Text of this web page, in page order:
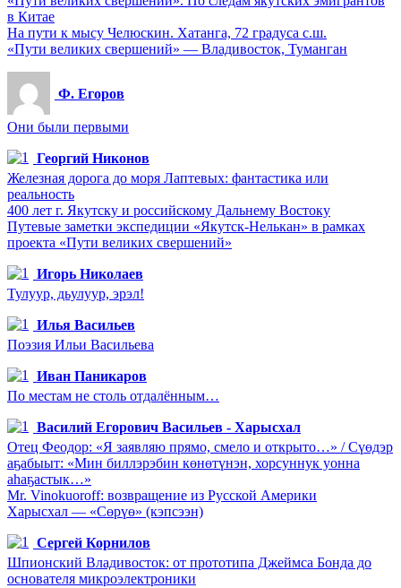
в Китае
На пути к мысу Челюскин. Хатанга, 72 градуса с.ш.
«Пути великих свершений» — Владивосток, Туманган
Ф. Егоров
Они были первыми
Георгий Никонов
Железная дорога до моря Лаптевых: фантастика или
реальность
400 лет г. Якутску и российскому Дальнему Востоку
Путевые заметки экспедиции «Якутск-Нелькан» в рамках
проекта «Пути великих свершений»
Игорь Николаев
Тулуур, дьулуур, эрэл!
Илья Васильев
Поэзия Ильи Васильева
Иван Паникаров
По местам не столь отдалённым…
Василий Егорович Васильев - Харысхал
Отец Феодор: «Я заявляю прямо, смело и открыто…» / Сүөдэр
аҕабыыт: «Мин биллэрэбин көнөтүнэн, хорсуннук уонна
аһаҕастык…»
Mr. Vinokuoroff: возвращение из Русской Америки
Харысхал — «Сөрүө» (кэпсээн)
Сергей Корнилов
Шпионский Владивосток: от прототипа Джеймса Бонда до
основателя микроэлектроники